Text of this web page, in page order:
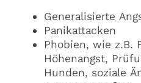
Generalisierte
Panikattacken
Phobien, wie z.B.
Höhenangst,
Hunden, soziale